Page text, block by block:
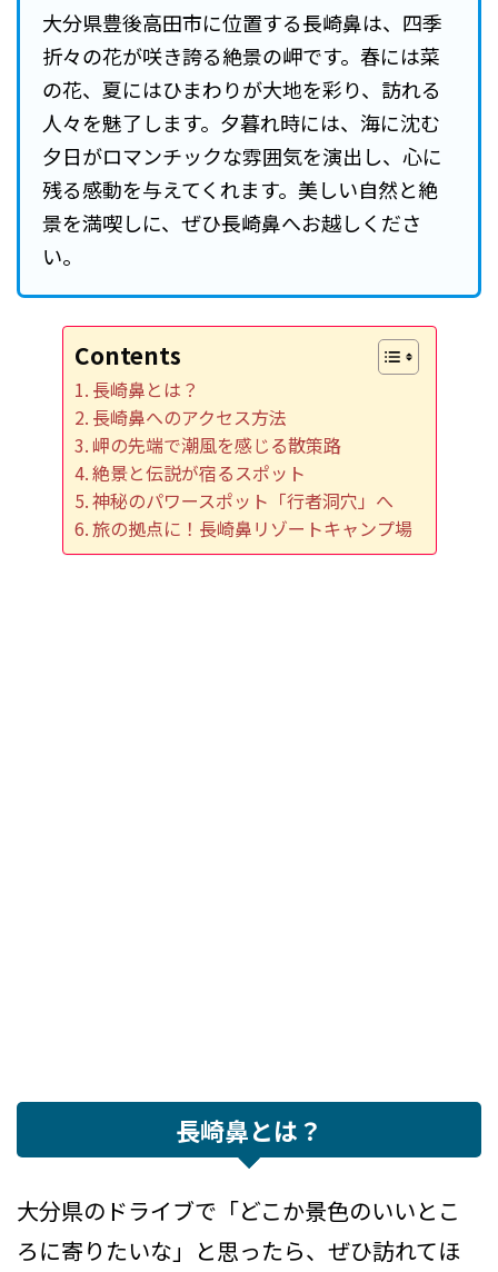
大分県豊後高田市に位置する長崎鼻は、四季
折々の花が咲き誇る絶景の岬です。春には菜
の花、夏にはひまわりが大地を彩り、訪れる
人々を魅了します。夕暮れ時には、海に沈む
夕日がロマンチックな雰囲気を演出し、心に
残る感動を与えてくれます。美しい自然と絶
景を満喫しに、ぜひ長崎鼻へお越しくださ
い。
Contents
長崎鼻とは？
長崎鼻へのアクセス方法
岬の先端で潮風を感じる散策路
絶景と伝説が宿るスポット
神秘のパワースポット「行者洞穴」へ
旅の拠点に！長崎鼻リゾートキャンプ場
長崎鼻とは？
大分県のドライブで「どこか景色のいいとこ
ろに寄りたいな」と思ったら、ぜひ訪れてほ